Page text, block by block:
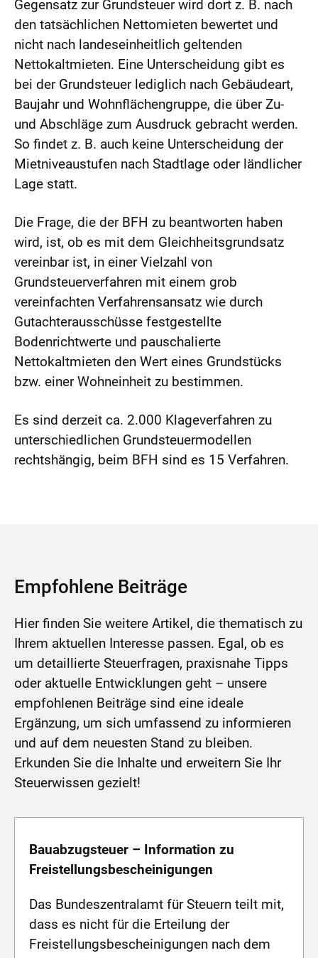
Gegensatz zur Grundsteuer wird dort z. B. nach
den tatsächlichen Nettomieten bewertet und
nicht nach landeseinheitlich geltenden
Nettokaltmieten. Eine Unterscheidung gibt es
bei der Grundsteuer lediglich nach Gebäudeart,
Baujahr und Wohnflächengruppe, die über Zu-
und Abschläge zum Ausdruck gebracht werden.
So findet z. B. auch keine Unterscheidung der
Mietniveaustufen nach Stadtlage oder ländlicher
Lage statt.
Die Frage, die der BFH zu beantworten haben
wird, ist, ob es mit dem Gleichheitsgrundsatz
vereinbar ist, in einer Vielzahl von
Grundsteuerverfahren mit einem grob
vereinfachten Verfahrensansatz wie durch
Gutachterausschüsse festgestellte
Bodenrichtwerte und pauschalierte
Nettokaltmieten den Wert eines Grundstücks
bzw. einer Wohneinheit zu bestimmen.
Es sind derzeit ca. 2.000 Klageverfahren zu
unterschiedlichen Grundsteuermodellen
rechtshängig, beim BFH sind es 15 Verfahren.
Empfohlene Beiträge
Hier finden Sie weitere Artikel, die thematisch zu
Ihrem aktuellen Interesse passen. Egal, ob es
um detaillierte Steuerfragen, praxisnahe Tipps
oder aktuelle Entwicklungen geht – unsere
empfohlenen Beiträge sind eine ideale
Ergänzung, um sich umfassend zu informieren
und auf dem neuesten Stand zu bleiben.
Erkunden Sie die Inhalte und erweitern Sie Ihr
Steuerwissen gezielt!
Bauabzugsteuer – Information zu
Freistellungsbescheinigungen
Das Bundeszentralamt für Steuern teilt mit,
dass es nicht für die Erteilung der
Freistellungsbescheinigungen nach dem